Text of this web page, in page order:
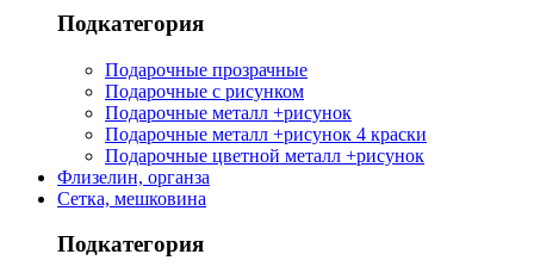
Подкатегория
Подарочные прозрачные
Подарочные с рисунком
Подарочные металл +рисунок
Подарочные металл +рисунок 4 краски
Подарочные цветной металл +рисунок
Флизелин, органза
Сетка, мешковина
Подкатегория